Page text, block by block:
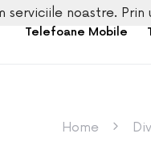
Telefoane Mobile
Home
serviciile noastre.